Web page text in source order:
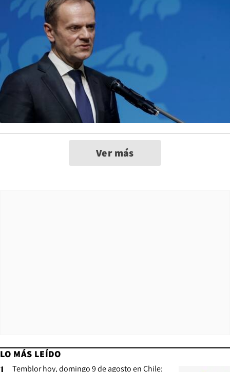
Ver más
LO MÁS LEÍDO
Temblor hoy, domingo 9 de agosto en Chile: